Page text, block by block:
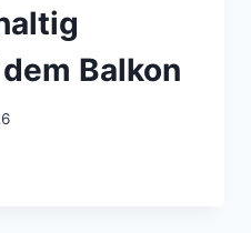
Balkon